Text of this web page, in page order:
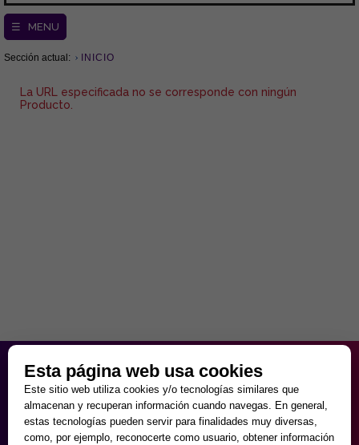
☰ MENU
Sección actual: INICIO
La URL especificada no se corresponde con ningún
Producto.
de Lunes a Viernes
9:30 - 20:00
Sábados
10:00 - 14:00 y 17:00 - 20:00
Domingos cerrado.
Esta página web usa cookies
Este sitio web utiliza cookies y/o tecnologías similares que
almacenan y recuperan información cuando navegas. En general,
estas tecnologías pueden servir para finalidades muy diversas,
como, por ejemplo, reconocerte como usuario, obtener información